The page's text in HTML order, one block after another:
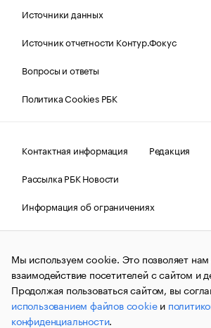
Источники данных
Источник отчетности Контур.Фокус
Вопросы и ответы
Политика Cookies РБК
Контактная информация
Редакция
Рассылка РБК Новости
Информация об ограничениях
Правовая информация
О соблюдении
© АО «РОСБИЗНЕСКОНСАЛТИНГ»,
и материалы информационного агентства
(зарегистрировано Федеральной службой
связи, информационных технологий и
коммуникаций (Роскомнадзор) 09.12.2015
№ФС77-63848) сопровождаются пометкой
Мы используем cookie. Это позволяет нам
взаимодействие посетителей с сайтом и
Продолжая пользоваться сайтом, вы
использованием файлов cookieи
конфиденциальности.